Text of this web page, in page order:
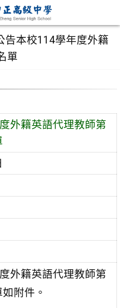
告本校114學年度外籍
單
外籍英語代理教師第
外籍英語代理教師第
附件。